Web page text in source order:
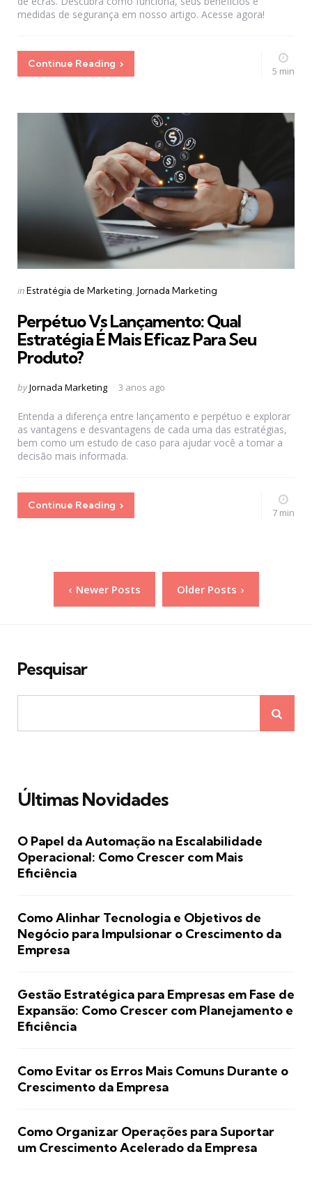
medidas de segurança em nosso artigo. Acesse agora!
Continue Reading
5 min
Categories
Posted
inEstratégia de Marketing Jornada Marketing
Perpétuo Vs Lançamento: Qual
Estratégia É Mais Eficaz Para Seu
Produto?
Posted
byJornada Marketing 3 anos ago
Entenda a diferença entre lançamento e perpétuo e explorar
as vantagens e desvantagens de cada uma das estratégias,
bem como um estudo de caso para ajudar você a tomar a
decisão mais informada.
Continue Reading
7 min
PaginaçãoNewer Posts Older Posts
Pesquisar
Últimas Novidades
O Papel da Automação na Escalabilidade
Operacional: Como Crescer com Mais
Eficiência
Como Alinhar Tecnologia e Objetivos de
Negócio para Impulsionar o Crescimento da
Empresa
Gestão Estratégica para Empresas em Fase de
Expansão: Como Crescer com Planejamento e
Eficiência
Como Evitar os Erros Mais Comuns Durante o
Crescimento da Empresa
Como Organizar Operações para Suportar
um Crescimento Acelerado da Empresa